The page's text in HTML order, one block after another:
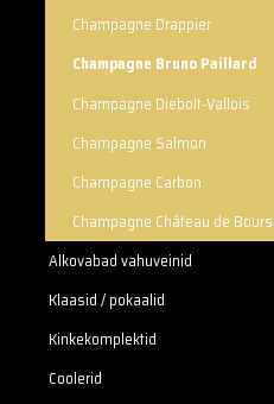
Champagne Drappier
Champagne Bruno Paillard
Champagne Diebolt-Vallois
Champagne Salmon
Champagne Carbon
Champagne Château de
Alkovabad vahuveinid
Klaasid / pokaalid
Kinkekomplektid
Coolerid